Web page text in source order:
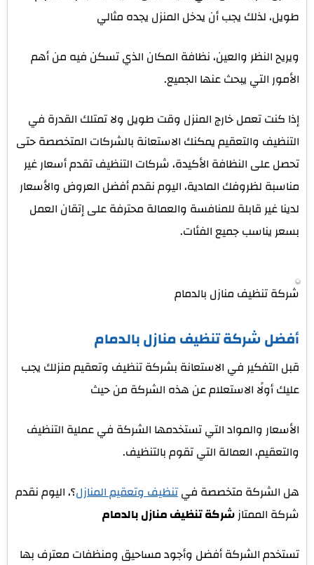
طويل، لذلك يجب أن يدخل المنزل يجده مثالي
ويريح النظر والعين، نظافة المكان الذي تسكن فيه من أهم
الأمور التي يبحث عنها الجميع.
إذا كنت تعمل خارج المنزل وقت طويل ولا تمتلك القدرة في
التنظيف والتعقيم يمكنك الاستعانة بالشركات المتخصصة حتى
تحصل على النظافة الأكيدة، شركات التنظيف تقدم أسعار غير
مناسبة لظروفك المادية، اليوم نقدم أفضل العروض والأسعار
لدينا غير قابلة للمنافسة والعمالة محترفة على إتقان العمل
بسعر يناسب جميع الفئات.
شركة تنظيف منازل بالدمام
أفضل شركة تنظيف منازل بالدمام
قبل التفكير في الاستعانة بشركة تنظيف وتعقيم منزلك يجب
عليك أولًا الاستعلام عن هذه الشركة من حيث
الأسعار والمواد التي تستخدمها الشركة في عملية التنظيف
والتعقيم، العمالة التي تقوم بالتنظيف.
هل الشركة متخصصة فيتنظيف وتعقيم المنازل؟، اليوم نقدم
شركة الممتازشركة تنظيف منازل بالدمام
تستخدم الشركة أفضل وأجود مساحيق ومنظفات معترف بها